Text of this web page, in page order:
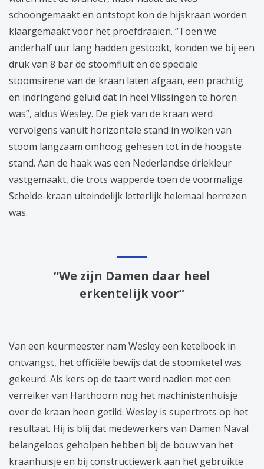
schoongemaakt en ontstopt kon de hijskraan worden
klaargemaakt voor het proefdraaien. “Toen we
anderhalf uur lang hadden gestookt, konden we bij een
druk van 8 bar de stoomfluit en de speciale
stoomsirene van de kraan laten afgaan, een prachtig
en indringend geluid dat in heel Vlissingen te horen
was”, aldus Wesley. De giek van de kraan werd
vervolgens vanuit horizontale stand in wolken van
stoom langzaam omhoog gehesen tot in de hoogste
stand. Aan de haak was een Nederlandse driekleur
vastgemaakt, die trots wapperde toen de voormalige
Schelde-kraan uiteindelijk letterlijk helemaal herrezen
was.
“We zijn Damen daar heel
erkentelijk voor”
Van een keurmeester nam Wesley een ketelboek in
ontvangst, het officiële bewijs dat de stoomketel was
gekeurd. Als kers op de taart werd nadien met een
verreiker van Harthoorn nog het machinistenhuisje
over de kraan heen getild. Wesley is supertrots op het
resultaat. Hij is blij dat medewerkers van Damen Naval
belangeloos geholpen hebben bij de bouw van het
kraanhuisje en bij constructiewerk aan het gebruikte